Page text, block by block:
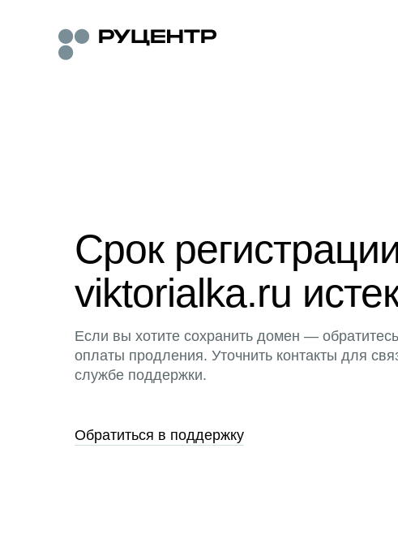
Срок
viktorialka.ru
Если вы хотите сохранить домен —
оплаты продления. Уточнить контакты для
службе поддержки.
Обратиться в поддержку